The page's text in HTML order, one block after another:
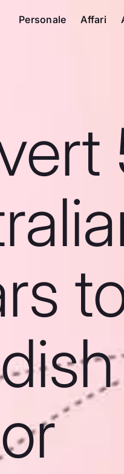
Personale Affari